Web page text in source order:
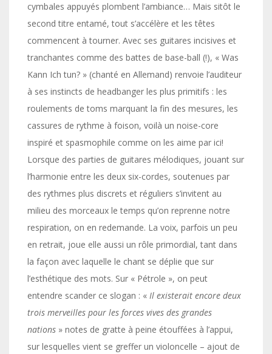
cymbales appuyés plombent l’ambiance… Mais sitôt le
second titre entamé, tout s’accélère et les têtes
commencent à tourner. Avec ses guitares incisives et
tranchantes comme des battes de base-ball (!), « Was
Kann Ich tun? » (chanté en Allemand) renvoie l’auditeur
à ses instincts de headbanger les plus primitifs : les
roulements de toms marquant la fin des mesures, les
cassures de rythme à foison, voilà un noise-core
inspiré et spasmophile comme on les aime par ici!
Lorsque des parties de guitares mélodiques, jouant sur
l’harmonie entre les deux six-cordes, soutenues par
des rythmes plus discrets et réguliers s’invitent au
milieu des morceaux le temps qu’on reprenne notre
respiration, on en redemande. La voix, parfois un peu
en retrait, joue elle aussi un rôle primordial, tant dans
la façon avec laquelle le chant se déplie que sur
l’esthétique des mots. Sur « Pétrole », on peut
entendre scander ce slogan : « Il existerait encore deux
trois merveilles pour les forces vives des grandes
nations » notes de gratte à peine étouffées à l’appui,
sur lesquelles vient se greffer un violoncelle – ajout de